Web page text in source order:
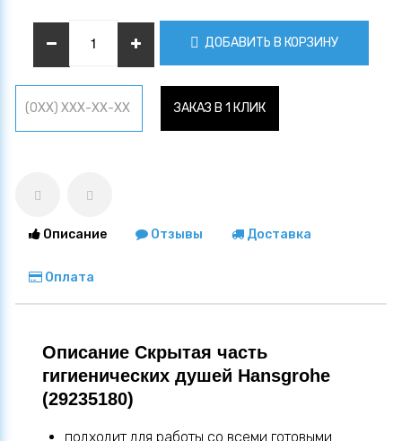
ДОБАВИТЬ В КОРЗИНУ
ЗАКАЗ В 1 КЛИК
Описание Отзывы Доставка
Оплата
Описание Скрытая часть
гигиенических душей Hansgrohe
(29235180)
подходит для работы со всеми готовыми